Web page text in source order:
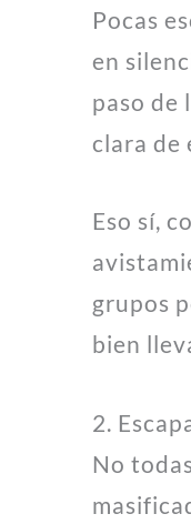
Pocas
en
paso de
clara de
Eso sí,
grupos
bien
2.
No